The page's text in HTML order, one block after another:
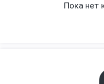
Пока нет